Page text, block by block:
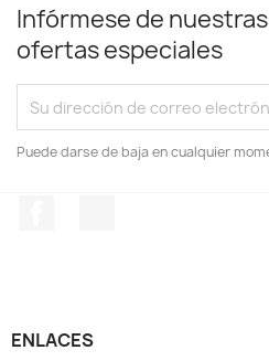
Infórmese de
ofertas especiales
Puede darse de baja en cualquier
ENLACES